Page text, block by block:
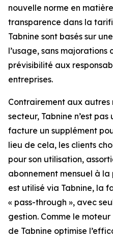
nouvelle norme en
transparence dans la
Tabnine sont basés sur
l’usage, sans
prévisibilité aux
entreprises.
Contrairement aux
secteur, Tabnine n’est
facture un supplément
lieu de cela, les clients
pour son utilisation,
abonnement mensuel à la
est utilisé via Tabnine, la
« pass-through », avec
gestion. Comme le
de Tabnine optimise